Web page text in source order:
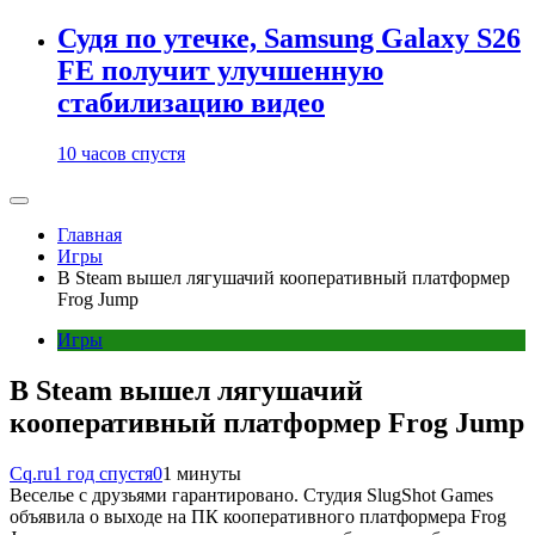
Судя по утечке, Samsung Galaxy S26
FE получит улучшенную
стабилизацию видео
10 часов спустя
Главная
Игры
В Steam вышел лягушачий кооперативный платформер
Frog Jump
Игры
В Steam вышел лягушачий
кооперативный платформер Frog Jump
Cq.ru1 год спустя01 минуты
Веселье с друзьями гарантировано. Студия SlugShot Games
объявила о выходе на ПК кооперативного платформера Frog